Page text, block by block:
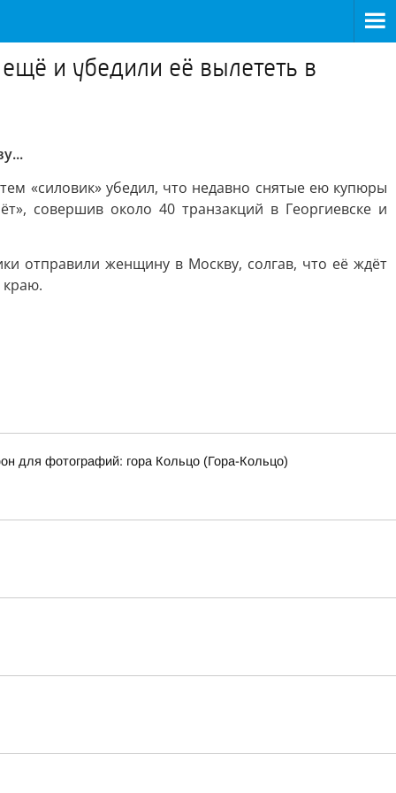
и убедили её вылететь в
«силовик» убедил, что недавно снятые ею купюры
совершив около 40 транзакций в Георгиевске и
отправили женщину в Москву, солгав, что её ждёт
краю.
для фотографий: гора Кольцо (Гора-Кольцо)